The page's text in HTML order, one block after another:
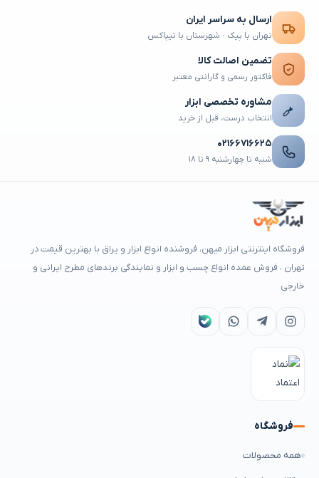
ارسال به سراسر ایران
تهران با پیک · شهرستان با تیپاکس
تضمین اصالت کالا
فاکتور رسمی و گارانتی معتبر
مشاوره تخصصی ابزار
انتخاب درست، قبل از خرید
۰۲۱۶۶۷۱۶۶۲۵
شنبه تا چهارشنبه ۹ تا ۱۸
فروشگاه اینترنتی ابزار میهن، فروشنده انواع ابزار و یراق با بهترین قیمت در
تهران ، فروش عمده انواع چسب و ابزار و نمایندگی برندهای مطرح ایرانی و
خارجی
فروشگاه
همه محصولات